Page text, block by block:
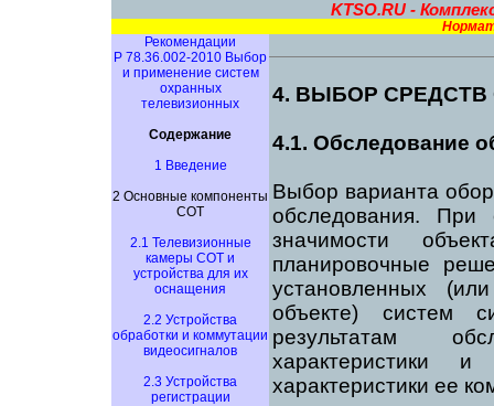
KTSO.RU -
Рекомендации
Р 78.36.002-2010 Выбор
и применение систем
охранных
телевизионных
Содержание
1 Введение
2 Основные компоненты
СОТ
2.1 Телевизионные
камеры СОТ и
устройства для их
оснащения
2.2 Устройства
обработки и коммутации
видеосигналов
2.3 Устройства
регистрации
4. ВЫБОР
4.1. Обследование
Выбор варианта
обследования. При
значимости
планировочные
установленных
объекте) систем
результатам
характеристики
характеристики ее